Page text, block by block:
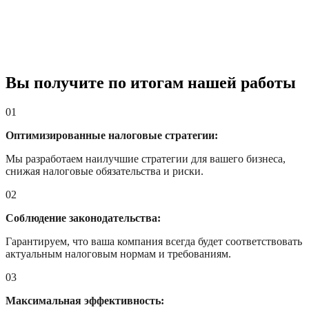
Вы получите по итогам нашей работы
01
Оптимизированные налоговые стратегии:
Мы разработаем наилучшие стратегии для вашего бизнеса,
снижая налоговые обязательства и риски.
02
Соблюдение законодательства:
Гарантируем, что ваша компания всегда будет соответствовать
актуальным налоговым нормам и требованиям.
03
Максимальная эффективность: